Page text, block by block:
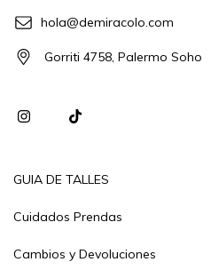
hola@demiracolo.com
Gorriti 4758, Palermo Soho
GUIA DE TALLES
Cuidados Prendas
Cambios y Devoluciones